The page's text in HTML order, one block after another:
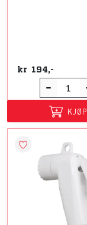
kr 194,-
KJØP